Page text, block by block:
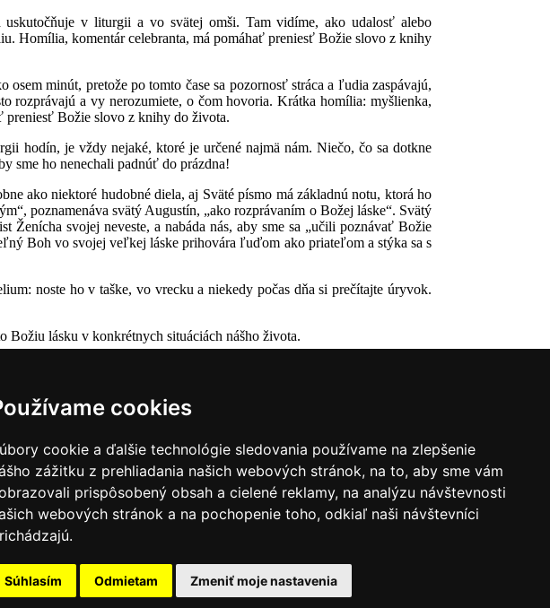
cookies
cookie a ďalšie technológie sledovania používame na zlepšenie
zážitku z prehliadania našich webových stránok, na to, aby sme vám
prispôsobený obsah a cielené reklamy, na analýzu návštevnosti
webových stránok a na pochopenie toho, odkiaľ naši návštevníci
Súhlasím Odmietam Zmeniť moje nastavenia
uskutočňuje v liturgii a vo svätej omši. Tam vidíme, ako udalosť alebo
Homília, komentár celebranta, má pomáhať preniesť Božie slovo z knihy
minút, pretože po tomto čase sa pozornosť stráca a ľudia zaspávajú,
a vy nerozumiete, o čom hovoria. Krátka homília: myšlienka,
preniesť Božie slovo z knihy do života.
hodín, je vždy nejaké, ktoré je určené najmä nám. Niečo, čo sa dotkne
sme ho nenechali padnúť do prázdna!
ako niektoré hudobné diela, aj Sväté písmo má základnú notu, ktorá ho
poznamenáva svätý Augustín, „ako rozprávaním o Božej láske“. Svätý
svojej neveste, a nabáda nás, aby sme sa „učili poznávať Božie
Boh vo svojej veľkej láske prihovára ľuďom ako priateľom a stýka sa s
noste ho v taške, vo vrecku a niekedy počas dňa si prečítajte úryvok.
Božiu lásku v konkrétnych situáciách nášho života.
Fotobanka |Hovorca KBS
|SSV|Katolícke noviny|Výveska|Do kostola
Cookies